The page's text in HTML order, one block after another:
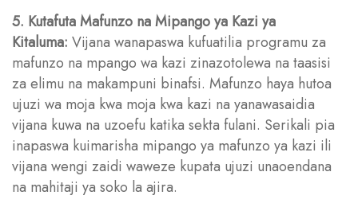
5. Kutafuta Mafunzo na Mipango ya Kazi ya
Kitaluma: Vijana wanapaswa kufuatilia programu za
mafunzo na mpango wa kazi zinazotolewa na taasisi
za elimu na makampuni binafsi. Mafunzo haya hutoa
ujuzi wa moja kwa moja kwa kazi na yanawasaidia
vijana kuwa na uzoefu katika sekta fulani. Serikali pia
inapaswa kuimarisha mipango ya mafunzo ya kazi ili
vijana wengi zaidi waweze kupata ujuzi unaoendana
na mahitaji ya soko la ajira.